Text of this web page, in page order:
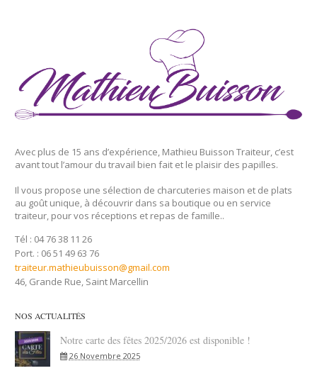
Avec plus de 15 ans d’expérience, Mathieu Buisson Traiteur, c’est
avant tout l’amour du travail bien fait et le plaisir des papilles.
Il vous propose une sélection de charcuteries maison et de plats
au goût unique, à découvrir dans sa boutique ou en service
traiteur, pour vos réceptions et repas de famille..
Tél : 04 76 38 11 26
Port. : 06 51 49 63 76
traiteur.mathieubuisson@gmail.com
46, Grande Rue, Saint Marcellin
NOS ACTUALITÉS
Notre carte des fêtes 2025/2026 est disponible !
26 Novembre 2025